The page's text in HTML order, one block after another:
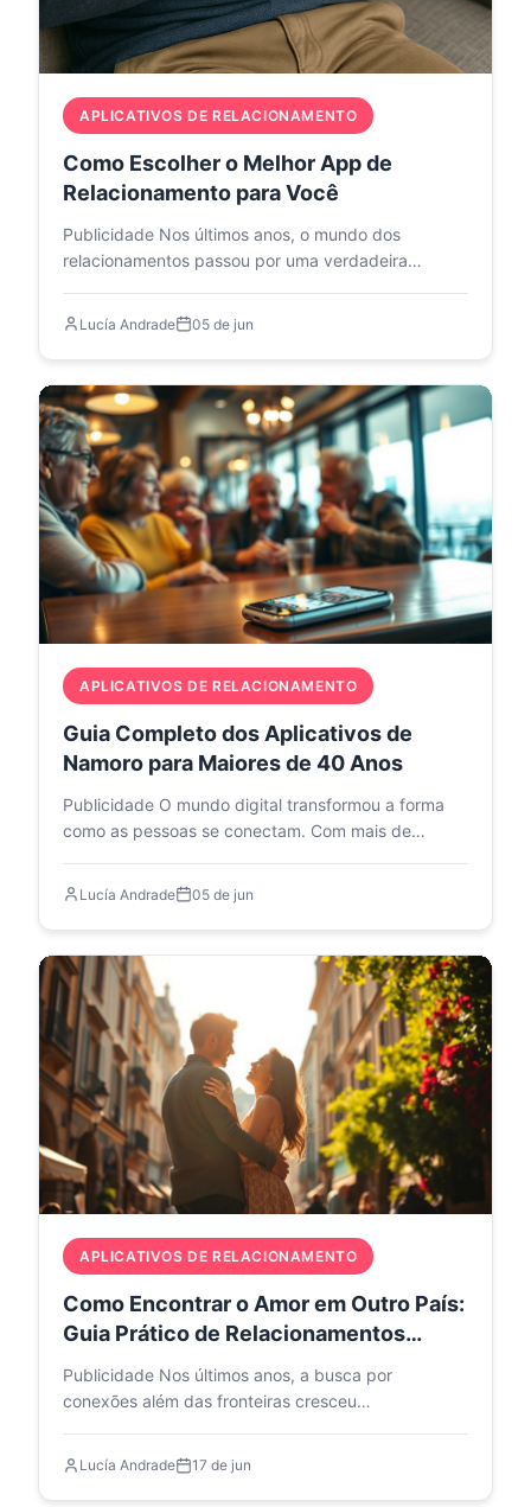
APLICATIVOS DE RELACIONAMENTO
Como Escolher o Melhor App de
Relacionamento para Você
Publicidade Nos últimos anos, o mundo dos
relacionamentos passou por uma verdadeira
Lucía Andrade 05 de jun
APLICATIVOS DE RELACIONAMENTO
Guia Completo dos Aplicativos de
Namoro para Maiores de 40 Anos
Publicidade O mundo digital transformou a forma
como as pessoas se conectam. Com mais de…
Lucía Andrade 05 de jun
APLICATIVOS DE RELACIONAMENTO
Como Encontrar o Amor em Outro País:
Guia Prático de Relacionamentos
Internacionais
Publicidade Nos últimos anos, a busca por
conexões além das fronteiras cresceu
Lucía Andrade 17 de jun